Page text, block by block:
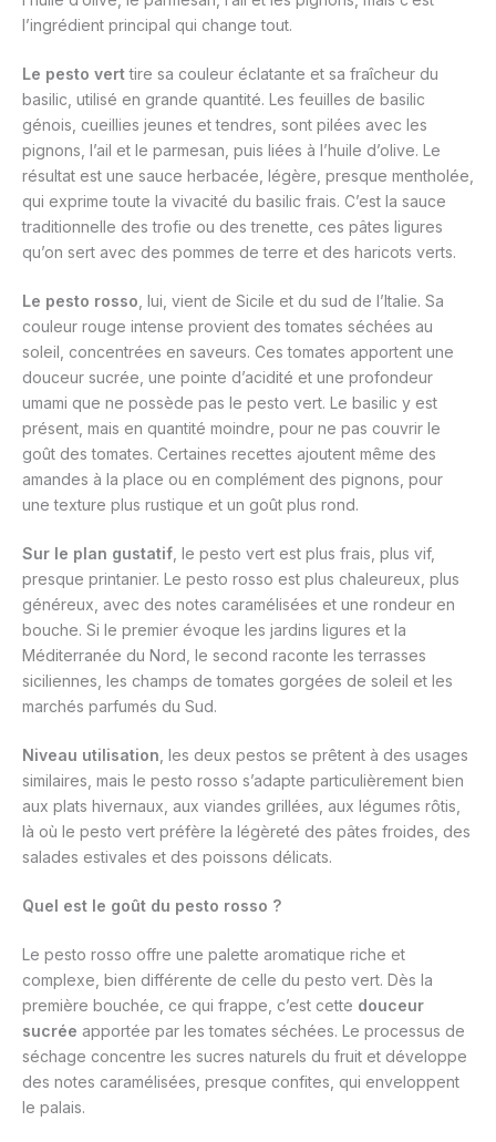
l’ingrédient principal qui change tout.
Le pesto verttire sa couleur éclatante et sa fraîcheur du
basilic, utilisé en grande quantité. Les feuilles de basilic
génois, cueillies jeunes et tendres, sont pilées avec les
pignons, l’ail et le parmesan, puis liées à l’huile d’olive. Le
résultat est une sauce herbacée, légère, presque mentholée,
qui exprime toute la vivacité du basilic frais. C’est la sauce
traditionnelle des trofie ou des trenette, ces pâtes ligures
qu’on sert avec des pommes de terre et des haricots verts.
Le pesto rosso , lui, vient de Sicile et du sud de l’Italie. Sa
couleur rouge intense provient des tomates séchées au
soleil, concentrées en saveurs. Ces tomates apportent une
douceur sucrée, une pointe d’acidité et une profondeur
umami que ne possède pas le pesto vert. Le basilic y est
présent, mais en quantité moindre, pour ne pas couvrir le
goût des tomates. Certaines recettes ajoutent même des
amandes à la place ou en complément des pignons, pour
une texture plus rustique et un goût plus rond.
Sur le plan gustatif , le pesto vert est plus frais, plus vif,
presque printanier. Le pesto rosso est plus chaleureux, plus
généreux, avec des notes caramélisées et une rondeur en
bouche. Si le premier évoque les jardins ligures et la
Méditerranée du Nord, le second raconte les terrasses
siciliennes, les champs de tomates gorgées de soleil et les
marchés parfumés du Sud.
Niveau utilisation , les deux pestos se prêtent à des usages
similaires, mais le pesto rosso s’adapte particulièrement bien
aux plats hivernaux, aux viandes grillées, aux légumes rôtis,
là où le pesto vert préfère la légèreté des pâtes froides, des
salades estivales et des poissons délicats.
Quel est le goût du pesto rosso ?
Le pesto rosso offre une palette aromatique riche et
complexe, bien différente de celle du pesto vert. Dès la
première bouchée, ce qui frappe, c’est cette douceur
sucrée apportée par les tomates séchées. Le processus de
séchage concentre les sucres naturels du fruit et développe
des notes caramélisées, presque confites, qui enveloppent
le palais.